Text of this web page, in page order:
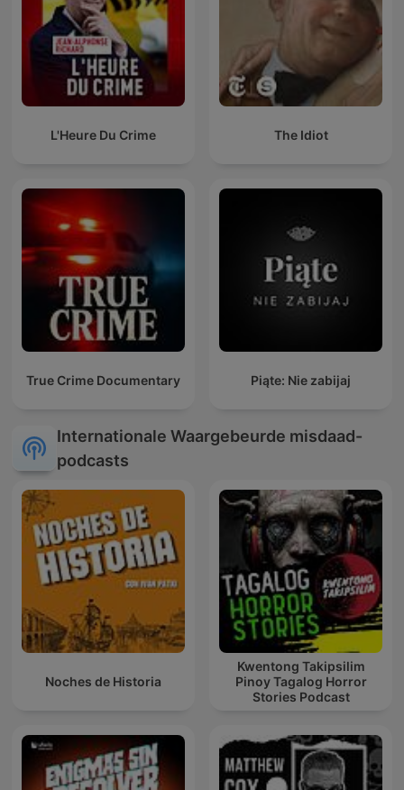
L'Heure Du Crime The Idiot
True Crime Documentary Piąte: Nie zabijaj
Internationale Waargebeurde misdaad-
podcasts
Noches de Historia
Kwentong Takipsilim
Pinoy Tagalog Horror
Stories Podcast